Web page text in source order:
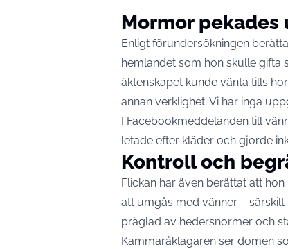
Mormor
Enligt förundersökningen
hemlandet som hon skulle gifta
äktenskapet kunde vänta tills
annan verklighet. Vi har inga
I Facebookmeddelanden till
letade efter kläder och gjorde
Kontroll och
Flickan har även berättat att
att umgås med vänner –
präglad av hedersnormer och
Kammaråklagaren ser domen